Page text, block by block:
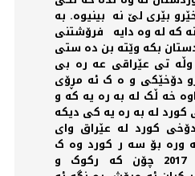
بێری لێ نە بينيوه. به
کە لە وە دایە فرۆشتنی
بكه وێتە بن دە ستی
تی عێراقی عە رە بی
دۆخێکی و ە ک ئە مڕۆی
خە ڵک لە بە رە یە کە و
لە بە رە یە کی دیکە
کورد لە عێراق وای
ورە بۆ سە ر کورد وە ک
هاوشێوە ی ساڵی 2017 چۆن کە رکوک و